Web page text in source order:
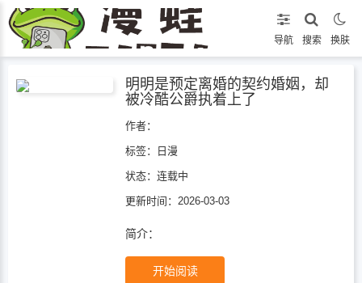
导航 搜索 换肤
明明是预定离婚的契约婚姻，却
被冷酷公爵执着上了
作者：
标签： 日漫
状态： 连载中
更新时间：2026-03-03
简介：
开始阅读